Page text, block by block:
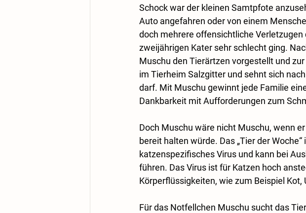
Schock war der kleinen Samtpfote
Auto angefahren oder von einem
doch mehrere offensichtliche
zweijährigen Kater sehr schlecht ging.
Muschu den Tierärtzen vorgestellt und
im Tierheim Salzgitter und sehnt sich
darf. Mit Muschu gewinnt jede Familie
Dankbarkeit mit Aufforderungen zum
Doch Muschu wäre nicht Muschu, wenn
bereit halten würde. Das „Tier der
katzenspezifisches Virus und kann bei
führen. Das Virus ist für Katzen hoch
Körperflüssigkeiten, wie zum Beispiel
Für das Notfellchen Muschu sucht das